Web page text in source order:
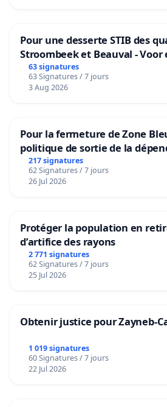
Pour une desserte STIB des
Stroombeek et Beauval - Voor
bediening van de wijken
Voor
63 signatures
63 Signatures / 7 jours
3 Aug 2026
Pour la fermeture de Zone
politique de sortie de la
217 signatures
62 Signatures / 7 jours
26 Jul 2026
Protéger la population en
d’artifice des rayons
2 771 signatures
62 Signatures / 7 jours
25 Jul 2026
Obtenir justice pour Zayneb-
1 019 signatures
60 Signatures / 7 jours
22 Jul 2026